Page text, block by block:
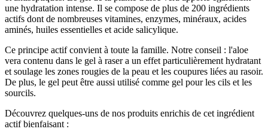
une hydratation intense. Il se compose de plus de 200 ingrédients
actifs dont de nombreuses vitamines, enzymes, minéraux, acides
aminés, huiles essentielles et acide salicylique.
Ce principe actif convient à toute la famille. Notre conseil : l'aloe
vera contenu dans le gel à raser a un effet particulièrement hydratant
et soulage les zones rougies de la peau et les coupures liées au rasoir.
De plus, le gel peut être aussi utilisé comme gel pour les cils et les
sourcils.
Découvrez quelques-uns de nos produits enrichis de cet ingrédient
actif bienfaisant :